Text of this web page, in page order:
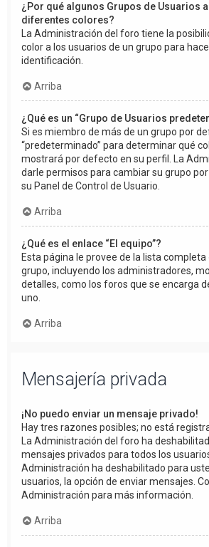
¿Por qué algunos Grupos de Usuarios
diferentes colores?
La Administración del foro tiene la
color a los usuarios de un grupo para
identificación.
Arriba
¿Qué es un “Grupo de Usuarios
Si es miembro de más de un grupo por
“predeterminado” para determinar qué
mostrará por defecto en su perfil. La
darle permisos para cambiar su grupo
su Panel de Control de Usuario.
Arriba
¿Qué es el enlace “El equipo”?
Esta página le provee de la lista completa
grupo, incluyendo los administradores,
detalles, como los foros que se encarga
uno.
Arriba
Mensajería privada
¡No puedo enviar un mensaje privado!
Hay tres razones posibles; no está
La Administración del foro ha
mensajes privados para todos los
Administración ha deshabilitado para
usuarios, la opción de enviar mensajes.
Administración para más información.
Arriba